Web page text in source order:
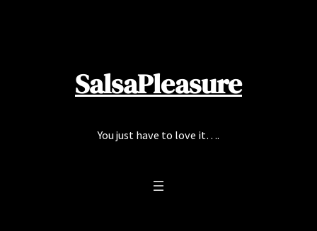
SalsaPleasure
You just have to love it….